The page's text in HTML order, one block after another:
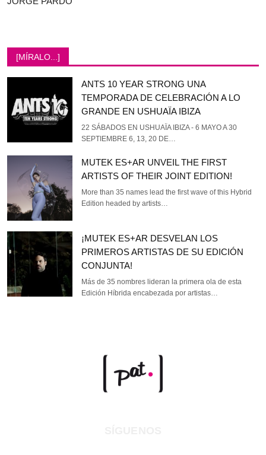
[MÍRALO...]
ANTS 10 YEAR STRONG UNA
TEMPORADA DE CELEBRACIÓN A LO
GRANDE EN USHUAÏA IBIZA
22 SÁBADOS EN USHUAÏA IBIZA - 6 MAYO A 30
SEPTIEMBRE 6, 13, 20 DE…
MUTEK ES+AR UNVEIL THE FIRST
ARTISTS OF THEIR JOINT EDITION!
More than 35 names lead the first wave of this Hybrid
Edition headed by artists…
¡MUTEK ES+AR DESVELAN LOS
PRIMEROS ARTISTAS DE SU EDICIÓN
CONJUNTA!
Más de 35 nombres lideran la primera ola de esta
Edición Híbrida encabezada por artistas…